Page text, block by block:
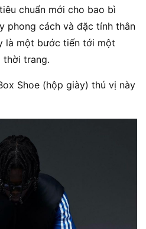
chuẩn mới cho bao bì
phong cách và đặc tính thân
là một bước tiến tới một
thời trang.
Shoe (hộp giày) thú vị này